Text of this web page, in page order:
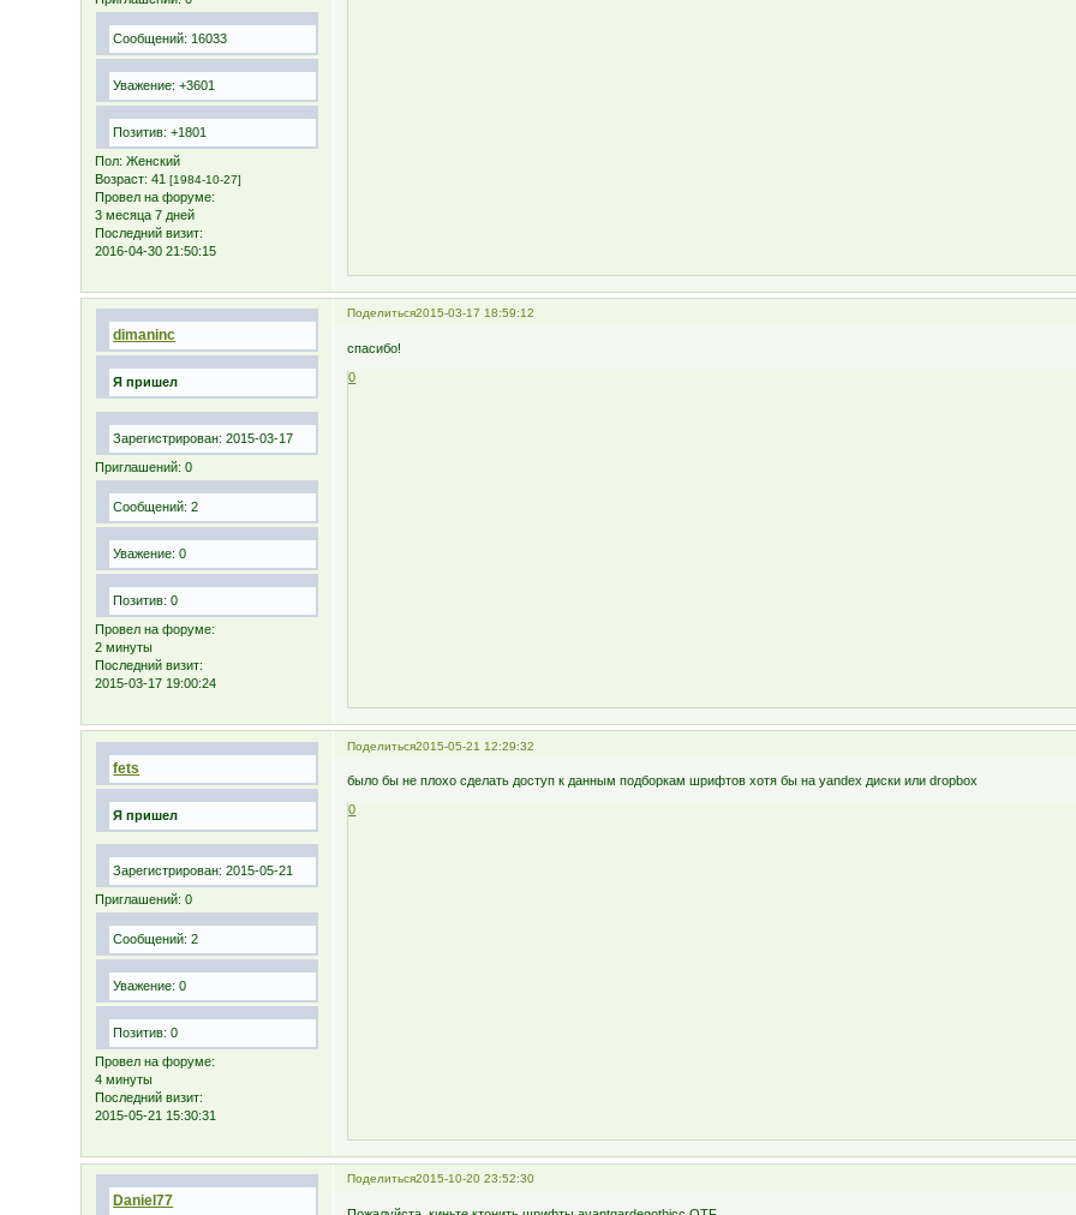
Сообщений: 16033
Уважение: +3601
Позитив: +1801
Пол: Женский
Возраст: 41[1984-10-27]
Провел на форуме:
3 месяца 7 дней
Последний визит:
2016-04-30 21:50:15
Поделиться2015-03-17 18:59:12
dimaninc
Я пришел
Зарегистрирован: 2015-03-17
Приглашений: 0
Сообщений: 2
Уважение: 0
Позитив: 0
Провел на форуме:
2 минуты
Последний визит:
2015-03-17 19:00:24
спасибо!
0
Поделиться2015-05-21 12:29:32
fets
Я пришел
Зарегистрирован: 2015-05-21
Приглашений: 0
Сообщений: 2
Уважение: 0
Позитив: 0
Провел на форуме:
4 минуты
Последний визит:
2015-05-21 15:30:31
было бы не плохо сделать доступ к данным подборкам шрифтов хотя бы на yandex диски или dropbox
0
Поделиться2015-10-20 23:52:30
Daniel77